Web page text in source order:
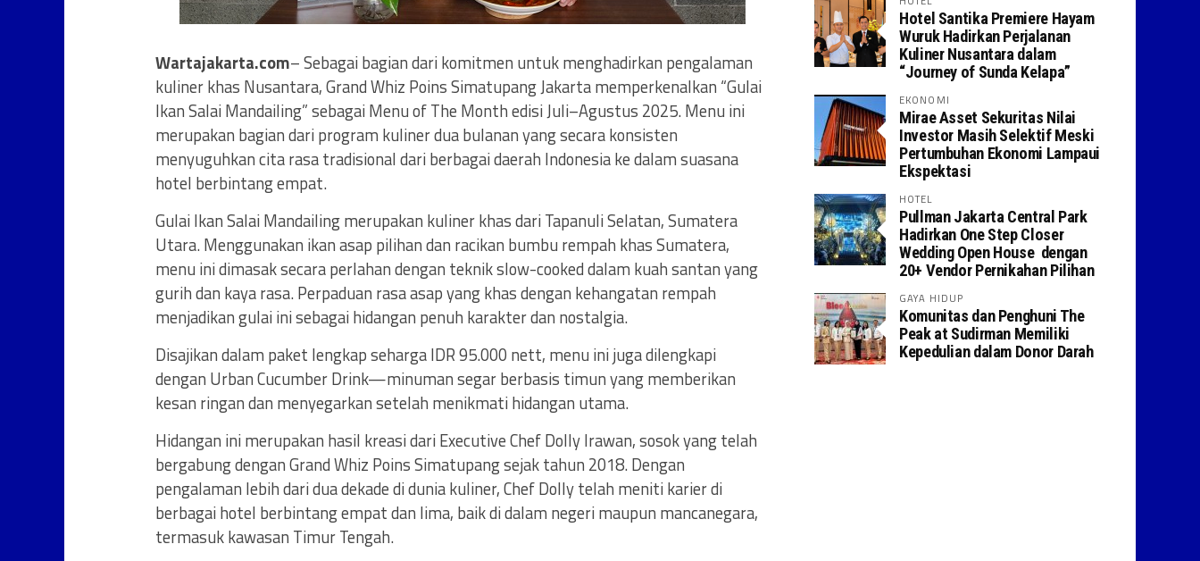
Wartajakarta.com– Sebagai bagian dari komitmen untuk menghadirkan pengalaman
kuliner khas Nusantara, Grand Whiz Poins Simatupang Jakarta memperkenalkan “Gulai
Ikan Salai Mandailing” sebagai Menu of The Month edisi Juli–Agustus 2025. Menu ini
merupakan bagian dari program kuliner dua bulanan yang secara konsisten
menyuguhkan cita rasa tradisional dari berbagai daerah Indonesia ke dalam suasana
hotel berbintang empat.
Gulai Ikan Salai Mandailing merupakan kuliner khas dari Tapanuli Selatan, Sumatera
Utara. Menggunakan ikan asap pilihan dan racikan bumbu rempah khas Sumatera,
menu ini dimasak secara perlahan dengan teknik slow-cooked dalam kuah santan yang
gurih dan kaya rasa. Perpaduan rasa asap yang khas dengan kehangatan rempah
menjadikan gulai ini sebagai hidangan penuh karakter dan nostalgia.
Disajikan dalam paket lengkap seharga IDR 95.000 nett, menu ini juga dilengkapi
dengan Urban Cucumber Drink—minuman segar berbasis timun yang memberikan
kesan ringan dan menyegarkan setelah menikmati hidangan utama.
Hidangan ini merupakan hasil kreasi dari Executive Chef Dolly Irawan, sosok yang telah
bergabung dengan Grand Whiz Poins Simatupang sejak tahun 2018. Dengan
pengalaman lebih dari dua dekade di dunia kuliner, Chef Dolly telah meniti karier di
berbagai hotel berbintang empat dan lima, baik di dalam negeri maupun mancanegara,
termasuk kawasan Timur Tengah.
Hotel Santika Premiere Hayam
Wuruk Hadirkan Perjalanan
Kuliner Nusantara dalam
“Journey of Sunda Kelapa”
EKONOMI
Mirae Asset Sekuritas Nilai
Investor Masih Selektif Meski
Pertumbuhan Ekonomi Lampaui
Ekspektasi
HOTEL
Pullman Jakarta Central Park
Hadirkan One Step Closer
Wedding Open House dengan
20+ Vendor Pernikahan Pilihan
GAYA HIDUP
Komunitas dan Penghuni The
Peak at Sudirman Memiliki
Kepedulian dalam Donor Darah